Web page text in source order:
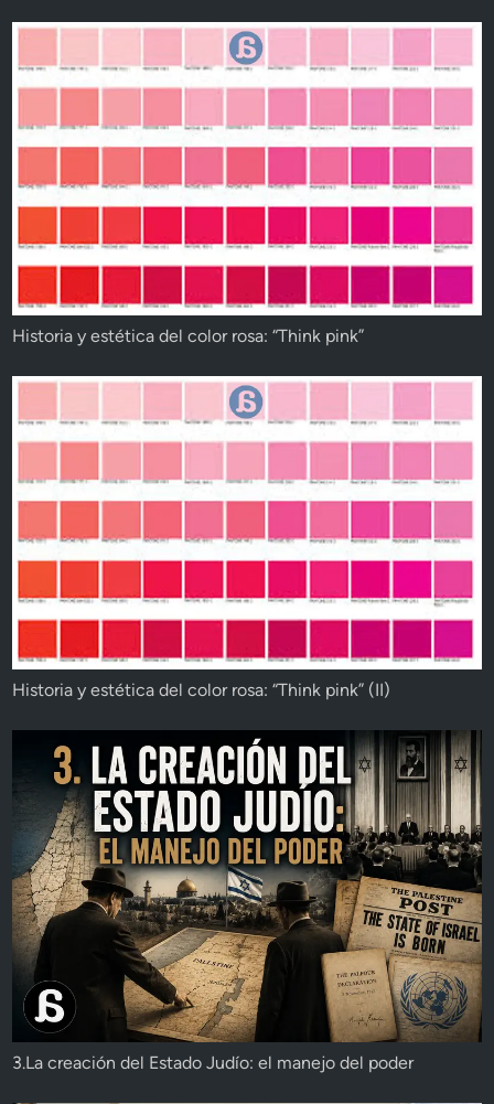
Historia y estética del color rosa: “Think pink”
Historia y estética del color rosa: “Think pink” (II)
3.La creación del Estado Judío: el manejo del poder